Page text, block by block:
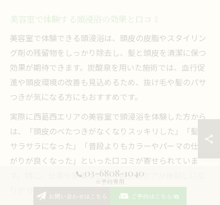
美容室で体験する頭浸浴の効果と口コミ
美容室で体験できる頭浸浴は、頭皮の皮脂やスタイリン
グ剤の残留物をしっかり除去し、髪と頭皮を清潔に保つ
効果が期待できます。炭酸泉を用いた施術では、血行促
進や頭皮環境の改善も見込めるため、抜け毛や髪のパサ
つきが気になる方にもおすすめです。
実際に西葛西エリアの美容室で頭浸浴を体験した方から
は、「頭皮のべたつきがなくなりスッキリした」「髪が
サラサラになった」「普段よりもカラーやパーマの仕上
がりが良くなった」といった口コミが寄せられていま
す。特に、仕事や家事で忙しく自分のケアが後回しにな
りがちな方から高評価です。
03-6808-1040
※予約専用
お問い合わせはこちら
ご予約はこちら